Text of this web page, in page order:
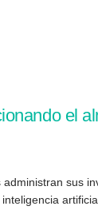
el
sus